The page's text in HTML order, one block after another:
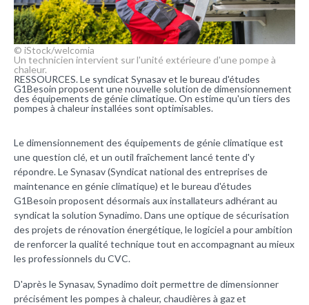
© iStock/welcomia
Un technicien intervient sur l'unité extérieure d'une pompe à
chaleur.
RESSOURCES. Le syndicat Synasav et le bureau d'études
G1Besoin proposent une nouvelle solution de dimensionnement
des équipements de génie climatique. On estime qu'un tiers des
pompes à chaleur installées sont optimisables.
Le dimensionnement des équipements de génie climatique est
une question clé, et un outil fraîchement lancé tente d'y
répondre. Le Synasav (Syndicat national des entreprises de
maintenance en génie climatique) et le bureau d'études
G1Besoin proposent désormais aux installateurs adhérant au
syndicat la solution Synadimo. Dans une optique de sécurisation
des projets de rénovation énergétique, le logiciel a pour ambition
de renforcer la qualité technique tout en accompagnant au mieux
les professionnels du CVC.
D'après le Synasav, Synadimo doit permettre de dimensionner
précisément les pompes à chaleur, chaudières à gaz et